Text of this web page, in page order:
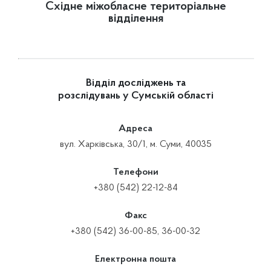
Східне міжобласне територіальне
відділення
Відділ досліджень та
розслідувань у Сумській області
Адреса
вул. Харківська, 30/1, м. Суми, 40035
Телефони
+380 (542) 22-12-84
Факс
+380 (542) 36-00-85, 36-00-32
Електронна пошта